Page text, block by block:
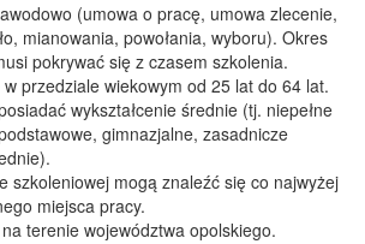
(umowa o pracę, umowa zlecenie,
mianowania, powołania, wyboru). Okres
pokrywać się z czasem szkolenia.
przedziale wiekowym od 25 lat do 64 lat.
wykształcenie średnie (tj. niepełne
gimnazjalne, zasadnicze
szkoleniowej mogą znaleźć się co najwyżej
miejsca pracy.
terenie województwa opolskiego.